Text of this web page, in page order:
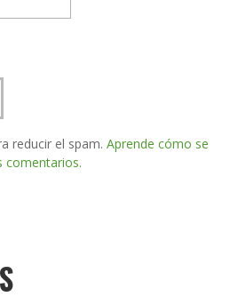
reducir el spam. Aprende cómo se
comentarios.